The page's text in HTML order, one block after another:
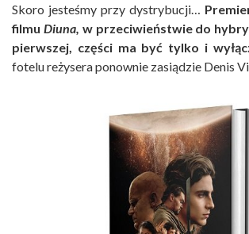
Skoro jesteśmy przy dystrybucji…
filmu Diuna, w przeciwieństwie do
pierwszej, części ma być tylko i
fotelu reżysera ponownie zasiądzie Denis